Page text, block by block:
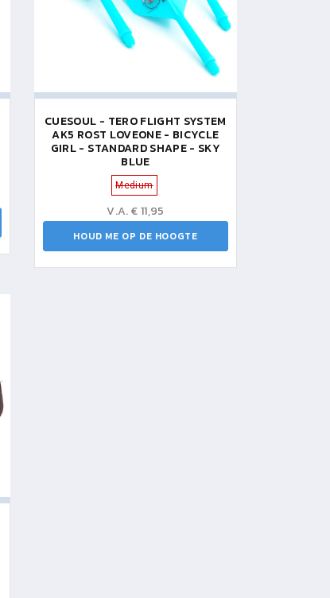
CUESOUL - TERO FLIGHT SYSTEM
AK5 ROST LOVEONE - BICYCLE
GIRL - STANDARD SHAPE - SKY
BLUE
Medium
V.A. € 11,95
HOUD ME OP DE HOOGTE